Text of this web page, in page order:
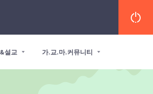
설교 가.교.마.커뮤니티